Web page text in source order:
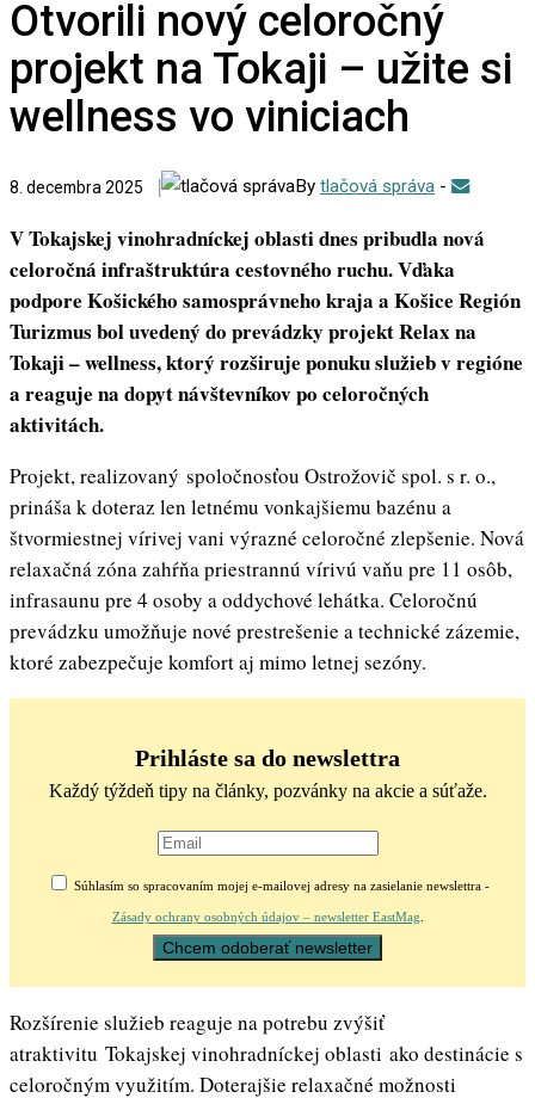
Otvorili nový celoročný
projekt na Tokaji – užite si
wellness vo viniciach
8. decembra 2025 By tlačová správa -
V Tokajskej vinohradníckej oblasti dnes pribudla nová
celoročná infraštruktúra cestovného ruchu. Vďaka
podpore Košického samosprávneho kraja a Košice Región
Turizmus bol uvedený do prevádzky projekt Relax na
Tokaji – wellness, ktorý rozširuje ponuku služieb v regióne
a reaguje na dopyt návštevníkov po celoročných
aktivitách.
Projekt, realizovaný spoločnosťou Ostrožovič spol. s r. o.,
prináša k doteraz len letnému vonkajšiemu bazénu a
štvormiestnej vírivej vani výrazné celoročné zlepšenie. Nová
relaxačná zóna zahŕňa priestrannú vírivú vaňu pre 11 osôb,
infrasaunu pre 4 osoby a oddychové lehátka. Celoročnú
prevádzku umožňuje nové prestrešenie a technické zázemie,
ktoré zabezpečuje komfort aj mimo letnej sezóny.
Prihláste sa do newslettra
Každý týždeň tipy na články, pozvánky na akcie a súťaže.
Súhlasím so spracovaním mojej e-mailovej adresy na zasielanie newslettra -
Zásady ochrany osobných údajov – newsletter EastMag
Rozšírenie služieb reaguje na potrebu zvýšiť
atraktivitu Tokajskej vinohradníckej oblasti ako destinácie s
celoročným využitím. Doterajšie relaxačné možnosti